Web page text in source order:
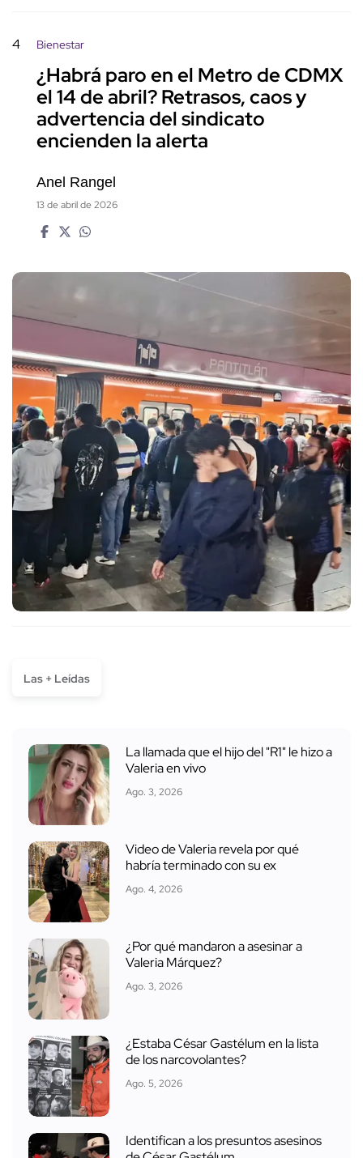
4 Bienestar
¿Habrá paro en el Metro de CDMX
el 14 de abril? Retrasos, caos y
advertencia del sindicato
encienden la alerta
Anel Rangel
13 de abril de 2026
Las + Leídas
La llamada que el hijo del "R1" le hizo a
Valeria en vivo
Ago. 3, 2026
Video de Valeria revela por qué
habría terminado con su ex
Ago. 4, 2026
¿Por qué mandaron a asesinar a
Valeria Márquez?
Ago. 3, 2026
¿Estaba César Gastélum en la lista
de los narcovolantes?
Ago. 5, 2026
Identifican a los presuntos asesinos